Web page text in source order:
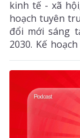
kinh tế - xã
hoạch tuyên
đổi mới sáng
2030. Kế
từ nhận thức
khoa học,
số, góp phần
triển của tỉnh